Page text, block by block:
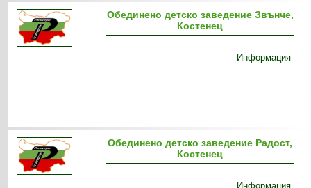
Обединено детско заведение Звънче,
Костенец
Информация
Обединено детско заведение Радост,
Костенец
Информация